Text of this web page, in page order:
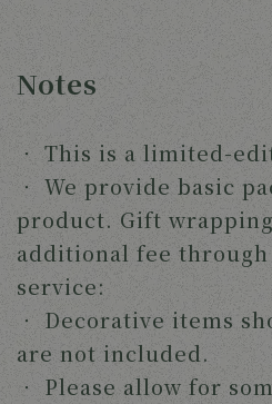
Notes
‧ This is a limited-
‧ We provide basic
product. Gift
additional fee
service:
‧ Decorative items
are not included.
‧ Please allow for